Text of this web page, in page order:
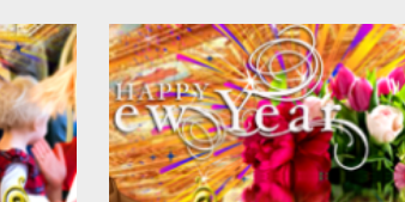
06
sty